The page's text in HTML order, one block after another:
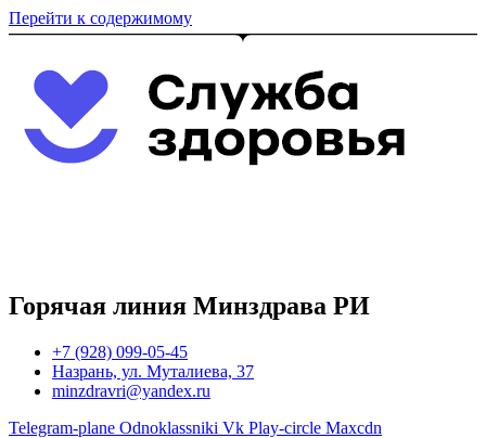
Перейти к содержимому
Горячая линия Минздрава РИ
+7 (928) 099-05-45
Назрань, ул. Муталиева, 37
minzdravri@yandex.ru
Telegram-plane Odnoklassniki Vk Play-circle Maxcdn